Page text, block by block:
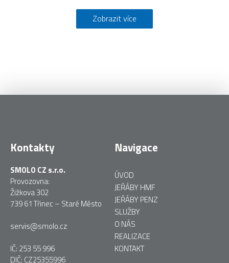
Zobrazit více
Kontakty
SMOLO CZ s.r.o.
Provozovna:
Žižkova 302
739 61 Třinec – Staré Město
servis@smolo.cz
IČ: 253 55 996
DIČ: CZ25355996
Navigace
ÚVOD
JEŘÁBY HMF
JEŘÁBY PENZ
SLUŽBY
O NÁS
REALIZACE
KONTAKT